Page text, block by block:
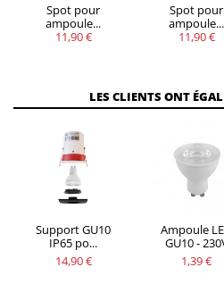
Spot pour
ampoule...
11,90 €
Spot pour
ampoule...
11,90 €
LES CLIENTS ONT
Support GU10
IP65 po...
14,90 €
Ampoule
GU10 -
1,39 €